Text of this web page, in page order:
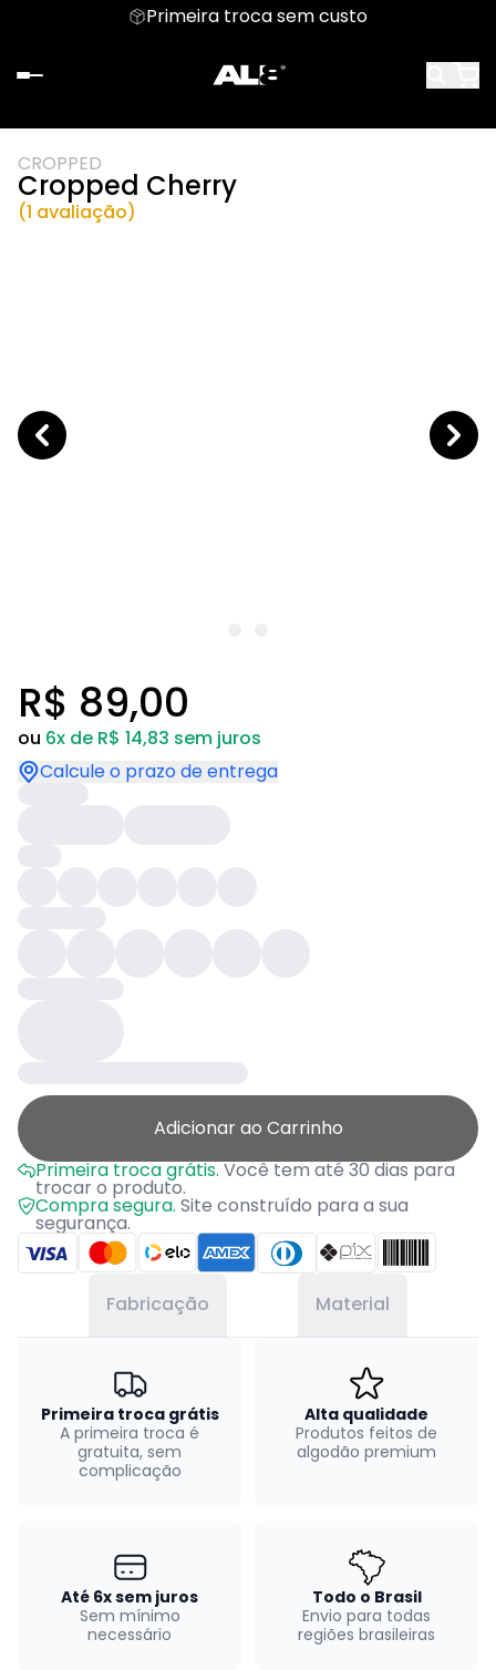
Primeira troca sem custo
CROPPED
Cropped Cherry
(1 avaliação)
R$ 89,00
ou 6x de R$ 14,83 sem juros
Calcule o prazo de entrega
Adicionar ao Carrinho
Primeira troca grátis.Você tem até 30 dias para
trocar o produto.
Compra segura. Site construído para a sua
segurança.
Fabricação Material
Primeira troca grátis
A primeira troca é
gratuita, sem
complicação
Alta qualidade
Produtos feitos de
algodão premium
Até 6x sem juros
Sem mínimo
necessário
Todo o Brasil
Envio para todas
regiões brasileiras